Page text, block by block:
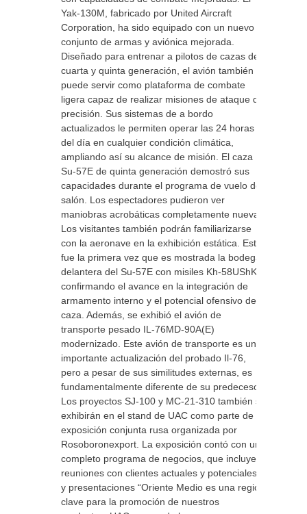
Yak-130M, fabricado por United Aircraft
Corporation, ha sido equipado con un nuevo
conjunto de armas y aviónica mejorada.
Diseñado para entrenar a pilotos de cazas de
cuarta y quinta generación, el avión también
puede servir como plataforma de combate
ligera capaz de realizar misiones de ataque de
precisión. Sus sistemas de a bordo
actualizados le permiten operar las 24 horas
del día en cualquier condición climática,
ampliando así su alcance de misión. El caza
Su-57E de quinta generación demostró sus
capacidades durante el programa de vuelo del
salón. Los espectadores pudieron ver
maniobras acrobáticas completamente nuevas.
Los visitantes también podrán familiarizarse
con la aeronave en la exhibición estática. Esta
fue la primera vez que es mostrada la bodega
delantera del Su-57E con misiles Kh-58UShKE
confirmando el avance en la integración de
armamento interno y el potencial ofensivo del
caza. Además, se exhibió el avión de
transporte pesado IL-76MD-90A(E)
modernizado. Este avión de transporte es una
importante actualización del probado Il-76,
pero a pesar de sus similitudes externas, es
fundamentalmente diferente de su predecesor.
Los proyectos SJ-100 y MC-21-310 también se
exhibirán en el stand de UAC como parte de la
exposición conjunta rusa organizada por
Rosoboronexport. La exposición contó con un
completo programa de negocios, que incluye
reuniones con clientes actuales y potenciales,
y presentaciones “Oriente Medio es una región
clave para la promoción de nuestros